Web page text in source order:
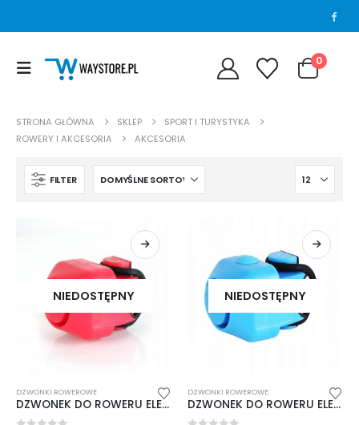
0
STRONA GŁÓWNA SKLEP
SPORT I TURYSTYKA
ROWERY I AKCESORIA
AKCESORIA
FILTER
NIEDOSTĘPNY
DZWONKI ROWEROWE
DZWONEK DO ROWERU ELEKTRONICZNY ROWEROWY
NIEDOSTĘPNY
DZWONKI ROWEROWE
DZWONEK DO ROWERU ELEKTRONICZNY ROWEROWY